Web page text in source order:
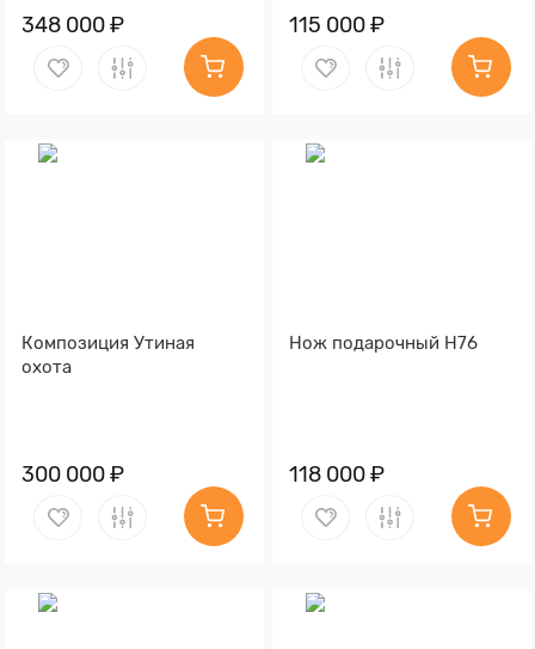
348 000 ₽ 115 000 ₽
Композиция Утиная
охота
300 000 ₽
Нож подарочный Н76
118 000 ₽